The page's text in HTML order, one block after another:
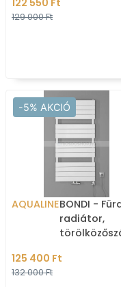
50x120cm,
- Matt fek
122 550 Ft
129 000 Ft
-5% AKCIÓ
AQUALINEBONDI -
radiátor,
60x122,2cm
125 400 Ft
132 000 Ft